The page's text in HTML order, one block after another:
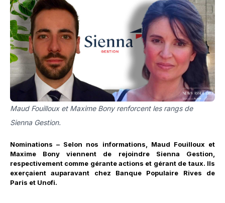
Maud Fouilloux et Maxime Bony renforcent les rangs de
Sienna Gestion.
Nominations – Selon nos informations, Maud Fouilloux et
Maxime Bony viennent de rejoindre Sienna Gestion,
respectivement comme gérante actions et gérant de taux. Ils
exerçaient auparavant chez Banque Populaire Rives de
Paris et Unofi.